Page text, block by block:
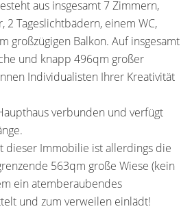
aus insgesamt 7 Zimmern,
2 Tageslichtbädern, einem WC,
großzügigen Balkon. Auf insgesamt
und knapp 496qm großer
Individualisten Ihrer Kreativität
verbunden und verfügt
dieser Immobilie ist allerdings die
563qm große Wiese (kein
ein atemberaubendes
und zum verweilen einlädt!